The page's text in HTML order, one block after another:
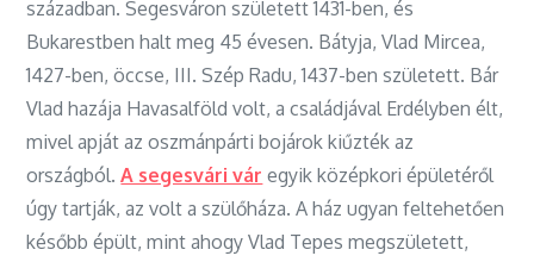
században. Segesváron született 1431-ben, és
Bukarestben halt meg 45 évesen. Bátyja, Vlad Mircea,
1427-ben, öccse, III. Szép Radu, 1437-ben született. Bár
Vlad hazája Havasalföld volt, a családjával Erdélyben élt,
mivel apját az oszmánpárti bojárok kiűzték az
országból.A segesvári vár egyik középkori épületéről
úgy tartják, az volt a szülőháza. A ház ugyan feltehetően
később épült, mint ahogy Vlad Tepes megszületett,